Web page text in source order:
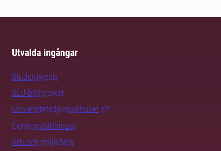
Utvalda ingångar
Studentwebb
SLU-biblioteket
Universitetsdjursjukhuset
Centrumbildningar
Art- och miljödata